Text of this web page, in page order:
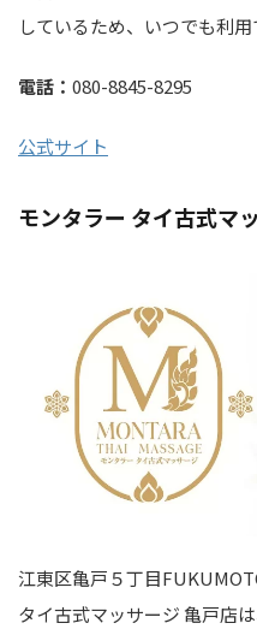
しているため、いつでも利用
電話： 080-8845-8295
公式サイト
モンタラー タイ古式マ
江東区亀戸５丁目
タイ古式マッサージ 亀戸店